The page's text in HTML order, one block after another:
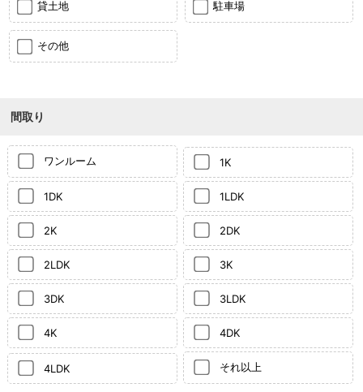
貸土地 駐車場
その他
間取り
ワンルーム 1K
1DK 1LDK
2K 2DK
2LDK 3K
3DK 3LDK
4K 4DK
4LDK それ以上